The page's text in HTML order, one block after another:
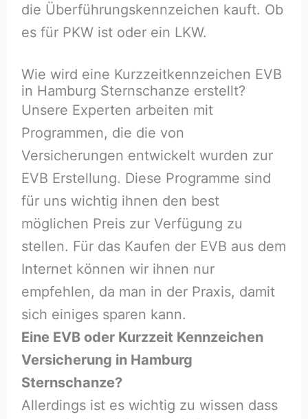
die Überführungskennzeichen kauft. Ob
es für PKW ist oder ein LKW.
Wie wird eine Kurzzeitkennzeichen EVB
in Hamburg Sternschanze erstellt?
Unsere Experten arbeiten mit
Programmen, die die von
Versicherungen entwickelt wurden zur
EVB Erstellung. Diese Programme sind
für uns wichtig ihnen den best
möglichen Preis zur Verfügung zu
stellen. Für das Kaufen der EVB aus dem
Internet können wir ihnen nur
empfehlen, da man in der Praxis, damit
sich einiges sparen kann.
Eine EVB oder Kurzzeit Kennzeichen
Versicherung in Hamburg
Sternschanze?
Allerdings ist es wichtig zu wissen dass